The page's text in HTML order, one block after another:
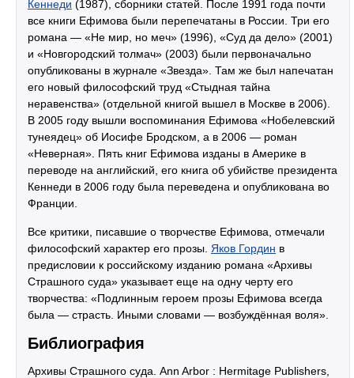
Кеннеди (1987), сборники статей. После 1991 года почти
все книги Ефимова были перепечатаны в России. Три его
романа — «Не мир, но меч» (1996), «Суд да дело» (2001)
и «Новгородский толмач» (2003) были первоначально
опубликованы в журнале «Звезда». Там же был напечатан
его новый философский труд «Стыдная тайна
неравенства» (отдельной книгой вышел в Москве в 2006).
В 2005 году вышли воспоминания Ефимова «Нобелевский
тунеядец» об Иосифе Бродском, а в 2006 — роман
«Неверная». Пять книг Ефимова изданы в Америке в
переводе на английский, его книга об убийстве президента
Кеннеди в 2006 году была переведена и опубликована во
Франции.
Все критики, писавшие о творчестве Ефимова, отмечали
философский характер его прозы. Яков Гордин в
предисловии к российскому изданию романа «Архивы
Страшного суда» указывает еще на одну черту его
творчества: «Подлинным героем прозы Ефимова всегда
была — страсть. Иными словами — возбуждённая воля».
Библиография
Архивы Страшного суда. Ann Arbor : Hermitage Publishers,